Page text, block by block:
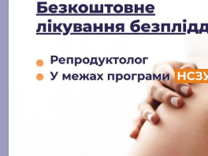
Записаться
г. Львов, ул. Героев УПА, 73